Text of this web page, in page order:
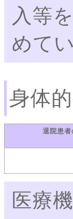
入等
めて
身体
退院患者
医療